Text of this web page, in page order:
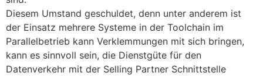
Diesem Umstand geschuldet, denn unter anderem ist
der Einsatz mehrere Systeme in der Toolchain im
Parallelbetrieb kann Verklemmungen mit sich bringen,
kann es sinnvoll sein, die Dienstgüte für den
Datenverkehr mit der Selling Partner Schnittstelle